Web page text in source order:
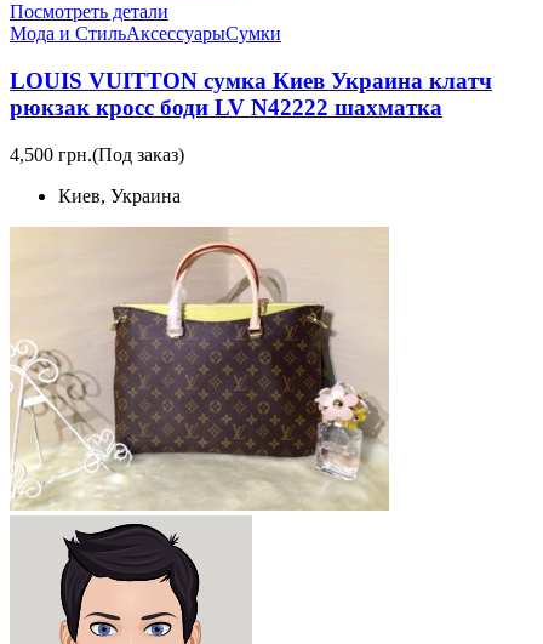
Посмотреть детали
Мода и СтильАксессуарыСумки
LOUIS VUITTON сумка Киев Украина клатч
рюкзак кросс боди LV N42222 шахматка
4,500 грн.(Под заказ)
Киев, Украина